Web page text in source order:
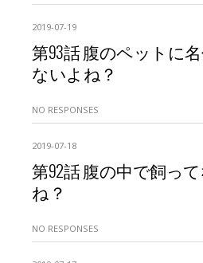
2019-07-19
第93話 腹のペットに
ないよね？
NO RESPONSES
2019-07-18
第92話 腹の中で飼っ
ね？
NO RESPONSES